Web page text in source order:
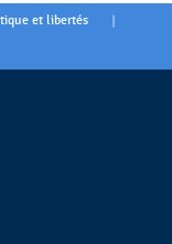
et libertés |